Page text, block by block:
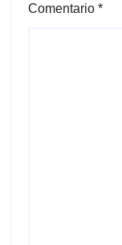
Comentario *